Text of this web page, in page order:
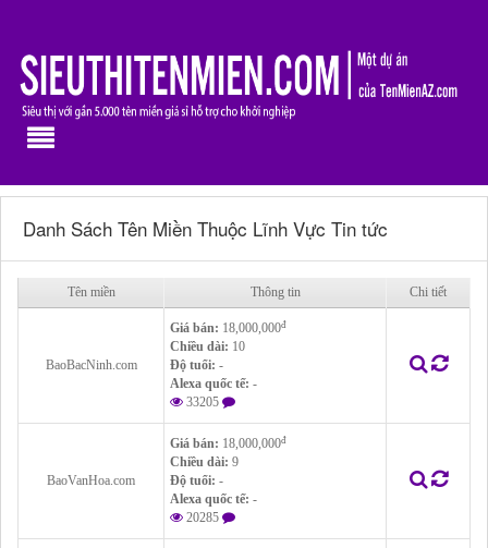
Danh Sách Tên Miền Thuộc Lĩnh Vực Tin tức
Tên miền Thông tin Chi tiết
BaoBacNinh.com
Giá bán: 18,000,000đ
Chiều dài: 10
Độ tuổi: -
Alexa quốc tế: -
33205
BaoVanHoa.com
Giá bán: 18,000,000đ
Chiều dài: 9
Độ tuổi: -
Alexa quốc tế: -
20285